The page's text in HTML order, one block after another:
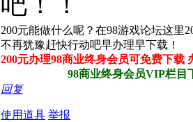
200元能做什么呢？在98游戏论坛这里
不再犹豫赶快行动吧早办理早下载！
200元办理98商业终身会员可免费下载
98商业终身会员VIP栏目下所有
回复
使用道具 举报